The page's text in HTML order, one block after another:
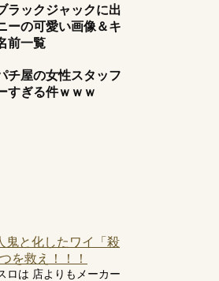
ラックジャックに出
ーの可愛い画像＆キ
前一覧
チ屋の女性スタッフ
すぎる件ｗｗｗ
鬼と化したワイ「殺
救え！！！
ロは 店よりもメーカー